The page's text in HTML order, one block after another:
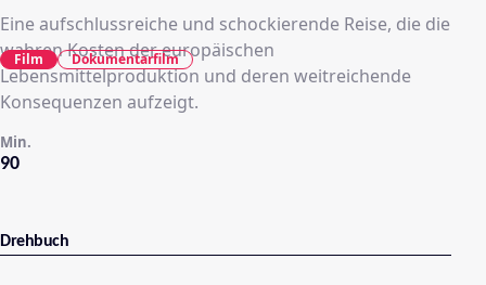
Eine aufschlussreiche und schockierende Reise, die die
wahren Kosten der europäischen
Lebensmittelproduktion und deren weitreichende
Konsequenzen aufzeigt.
90
Min.
Film Dokumentarfilm
Drehbuch